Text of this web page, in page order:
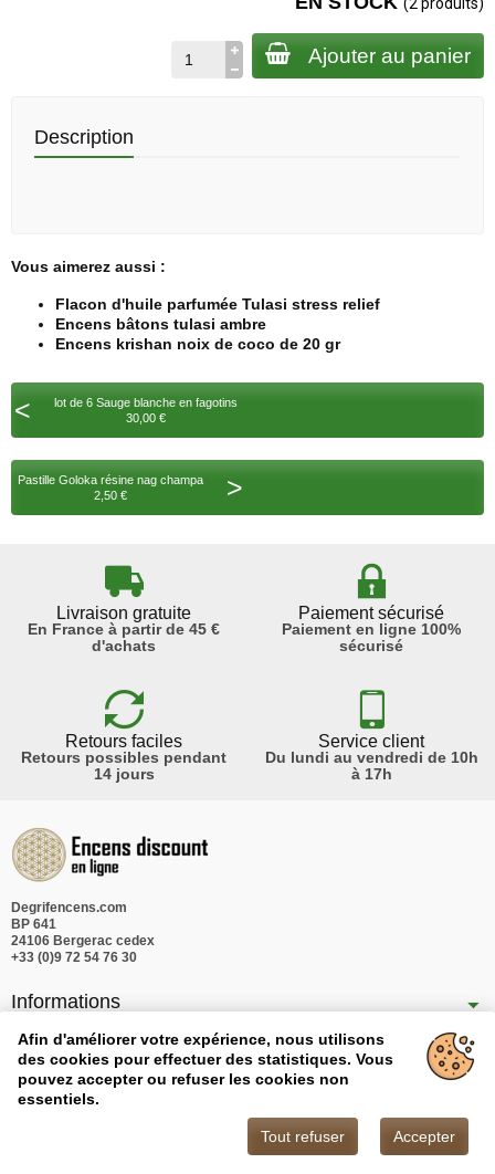
Ajouter au panier
Description
Vous aimerez aussi :
Flacon d'huile parfumée Tulasi stress relief
Encens bâtons tulasi ambre
Encens krishan noix de coco de 20 gr
<
lot de 6 Sauge blanche en fagotins
30,00 €
Pastille Goloka résine nag champa
2,50 €
>
Livraison gratuite
En France à partir de 45 €
d'achats
Paiement sécurisé
Paiement en ligne 100%
sécurisé
Retours faciles
Retours possibles pendant
14 jours
Service client
Du lundi au vendredi de 10h
à 17h
Degrifencens.com
BP 641
24106 Bergerac cedex
+33 (0)9 72 54 76 30
Informations
Nos produits
Notre société
Afin d'améliorer votre expérience, nous utilisons
des cookies pour effectuer des statistiques. Vous
pouvez accepter ou refuser les cookies non
essentiels.
Tout refuser
Accepter
Copyright © 2026 - Degrifencens.com